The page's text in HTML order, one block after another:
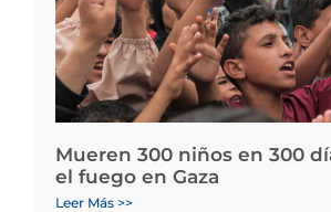
Mueren 300 niños en 300
el fuego en Gaza
Leer Más >>